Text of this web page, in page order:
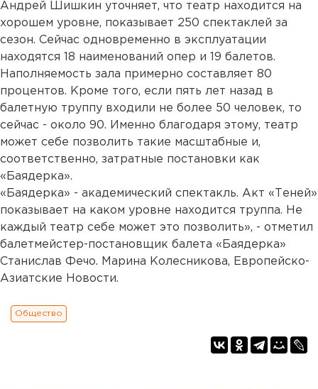
Андрей Шишкин уточняет, что театр находится на
хорошем уровне, показывает 250 спектаклей за
сезон. Сейчас одновременно в эксплуатации
находятся 18 наименований опер и 19 балетов.
Наполняемость зала примерно составляет 80
процентов. Кроме того, если пять лет назад в
балетную труппу входили не более 50 человек, то
сейчас - около 90. Именно благодаря этому, театр
может себе позволить такие масштабные и,
соответственно, затратные постановки как
«Баядерка».
«Баядерка» - академический спектакль. Акт «Теней»
показывает на каком уровне находится труппа. Не
каждый театр себе может это позволить», - отметил
балетмейстер-постановщик балета «Баядерка»
Станислав Фечо. Марина Колесникова, Европейско-
Азиатские Новости.
Общество